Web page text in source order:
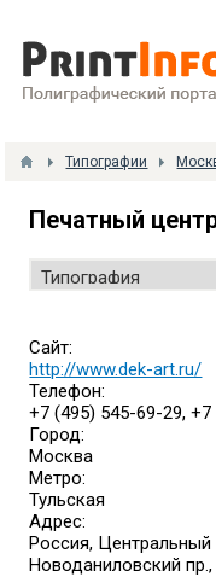
Типографии
Печатный
Сайт:
http://www.dek-art.ru/
Телефон:
+7 (495) 545-69-29,
Город:
Москва
Метро:
Тульская
Адрес:
Россия,
Новоданиловский